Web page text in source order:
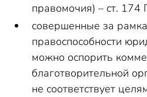
правомочия) – ст. 174
совершенные за
правоспособности
можно оспорить
благотворительной
не соответствует